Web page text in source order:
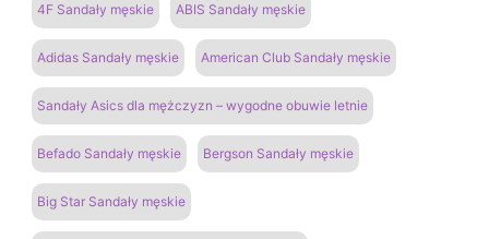
4F Sandały męskie ABIS Sandały męskie
Adidas Sandały męskie American Club Sandały męskie
Sandały Asics dla mężczyzn – wygodne obuwie letnie
Befado Sandały męskie Bergson Sandały męskie
Big Star Sandały męskie